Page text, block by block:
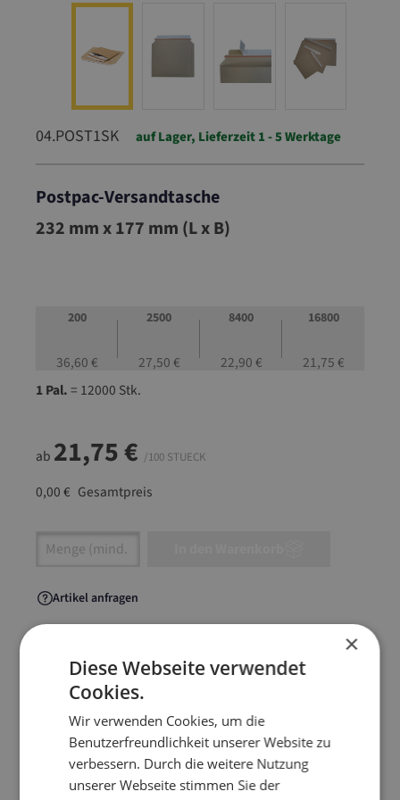
04.POST1SK auf Lager, Lieferzeit 1 - 5 Werktage
Postpac-Versandtasche
04.POST1SK
232 mm x 177 mm (L x B)
200
36,60 €
2500
27,50 €
8400
22,90 €
16800
21,75 €
1 Pal.= 12000 Stk.
ab 21,75 € /100 STUECK
0,00 € Gesamtpreis
Artikel Anzahl: Gib den gewünschten Wert
Artikel anfragen
Artikelinformationen
Unsere besonders preiswerte POSTPAC aus
robuster Vollpappe ist die clevere Wahl für den
täglichen Versand. Ob Fotos, USB-Sticks,
×
Diese Webseite verwendet
Cookies.
Wir verwenden Cookies, um die
Benutzerfreundlichkeit unserer Website zu
verbessern. Durch die weitere Nutzung
unserer Webseite stimmen Sie der